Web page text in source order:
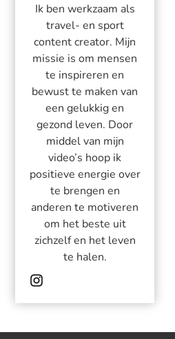
Ik ben werkzaam als
travel- en sport
content creator. Mijn
missie is om mensen
te inspireren en
bewust te maken van
een gelukkig en
gezond leven. Door
middel van mijn
video’s hoop ik
positieve energie over
te brengen en
anderen te motiveren
om het beste uit
zichzelf en het leven
te halen.